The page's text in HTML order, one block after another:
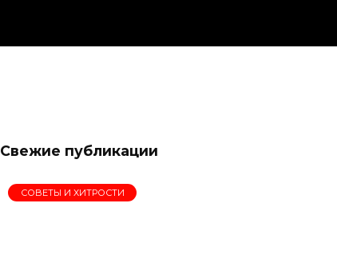
Свежие публикации
СОВЕТЫ И ХИТРОСТИ